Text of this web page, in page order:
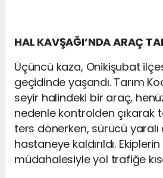
HAL KAVŞAĞI’NDA ARAÇ
Üçüncü kaza, Onikişubat
geçidinde yaşandı. Tarım
seyir halindeki bir araç,
nedenle kontrolden çıkarak
ters dönerken, sürücü yaralı
hastaneye kaldırıldı. Ekiplerin
müdahalesiyle yol trafiğe